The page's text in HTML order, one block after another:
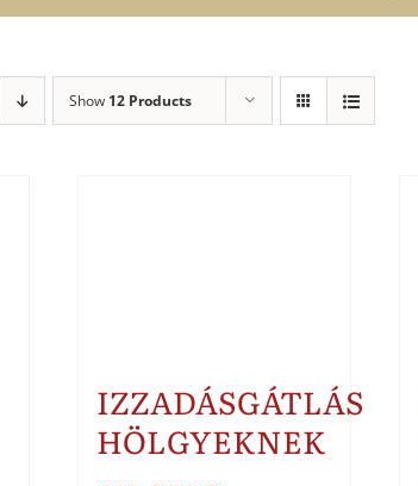
Show 12 Products
IZZADÁSGÁTLÁS
HÖLGYEKNEK